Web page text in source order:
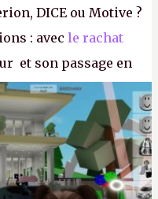
DICE ou Motive ?
: avec le rachat
et son passage en
bientôt plus
Encore une
P.